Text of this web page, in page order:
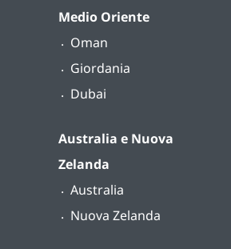
Medio Oriente
Oman
Giordania
Dubai
Australia e Nuova
Zelanda
Australia
Nuova Zelanda